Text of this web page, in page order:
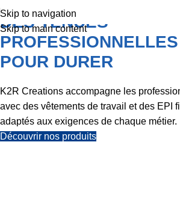
Skip to navigation
Skip to main content
DES TENUES
POUR DURER
K2R Creations accompagne les
avec des vêtements de travail et des EPI
adaptés aux exigences de chaque métier.
Découvrir nos produits